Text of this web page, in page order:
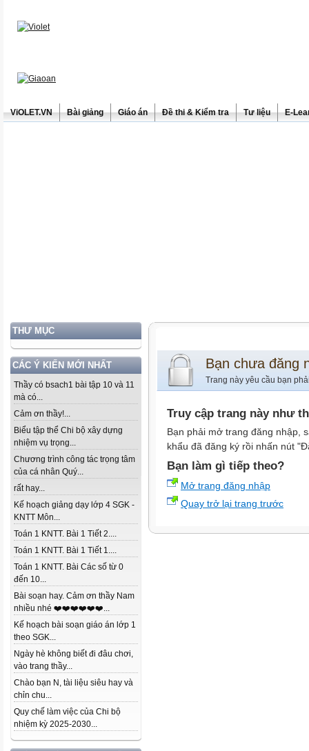
ViOLET.VN Bài giảng Giáo án Đề thi & Kiểm tra Tư liệu E-
THƯ MỤC
CÁC Ý KIẾN MỚI NHẤT
Thầy có bsach1 bài tập 10 và 11
mà có...
Cảm ơn thầy!...
Biểu tập thể Chi bộ xây dựng
nhiệm vụ trọng...
Chương trình công tác trọng tâm
của cá nhân Quý...
rất hay...
Kế hoạch giảng dạy lớp 4 SGK -
KNTT Môn...
Toán 1 KNTT. Bài 1 Tiết 2....
Toán 1 KNTT. Bài 1 Tiết 1....
Toán 1 KNTT. Bài Các số từ 0
đến 10...
Bài soạn hay. Cảm ơn thầy Nam
nhiều nhé ❤️❤️❤️❤️❤️❤️...
Kế hoạch bài soạn giáo án lớp 1
theo SGK...
Ngày hè không biết đi đâu chơi,
vào trang thầy...
Chào bạn N, tài liệu siêu hay và
chỉn chu...
Quy chế làm việc của Chi bộ
nhiệm kỳ 2025-2030...
Bạn chưa đăng
Trang này yêu cầu bạn
Truy cập trang này như
Bạn phải mở trang đăng nhập,
khẩu đã đăng ký rồi nhấn nút
Bạn làm gì tiếp theo?
Mở trang đăng nhập
Quay trở lại trang trước